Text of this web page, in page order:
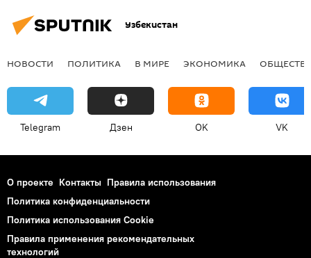
Узбекистан
НОВОСТИ ПОЛИТИКА В МИРЕ ЭКОНОМИКА
Telegram Дзен OK VK
О проекте Контакты Правила использования
Политика конфиденциальности
Политика использования Cookie
Правила применения рекомендательных
технологий